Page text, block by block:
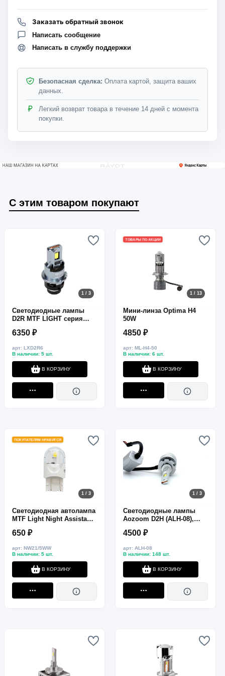
Заказать обратный звонок
Написать сообщение
Написать в службу поддержки
Безопасная сделка: Оплата картой, защита ваших
данных.
Легкий возврат товара в течение 14 дней с момента
покупки.
С этим товаром покупают
1 / 3
Светодиодные лампы
D2R MTF LIGHT серия
4500LM, 6000K
6350 ₽
арт: LXD2R6
В наличии: 5 шт.
В КОРЗИНУ
ТОВАРЫ ПО АКЦИИ
1 / 13
Мини-линза Optima H4
50W
4850 ₽
арт: ML-H4-50
В наличии: 6 шт.
В КОРЗИНУ
ПОКУПАТЕЛЯМ НРАВИТСЯ
1 / 3
Светодиодная автолампа
MTF Light Night Assistant,
650 ₽
арт: NW21/5WW
В наличии: 5 шт.
В КОРЗИНУ
1 / 3
Светодиодные лампы
Aozoom D2H (ALH‑08),
D2S/D2R/D3S/D4S
4500 ₽
арт: ALH-08
В наличии: 148 шт.
В КОРЗИНУ